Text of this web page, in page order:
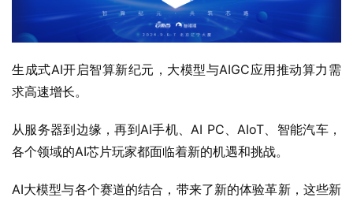
生成式AI开启智算新纪元，大模型与AIGC应用推动算力需
求高速增长。
从服务器到边缘，再到AI手机、AI PC、AIoT、智能汽车，
各个领域的AI芯片玩家都面临着新的机遇和挑战。
AI大模型与各个赛道的结合，带来了新的体验革新，这些新